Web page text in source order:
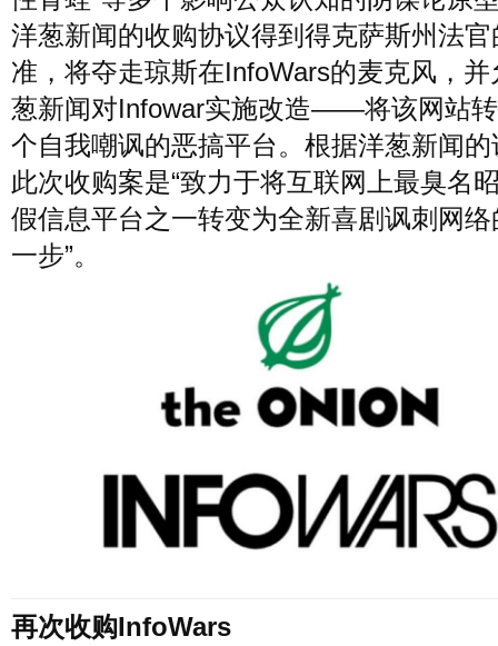
风尚 美容 时尚 明星
生活 文化 美食 旅游
周末 城市 玩物
潮流
洋葱新闻的收购协议得到得克萨斯州法官
准，将夺走琼斯在InfoWars的麦克风，并
葱新闻对Infowar实施改造——将该网站
个自我嘲讽的恶搞平台。根据洋葱新闻
此次收购案是“致力于将互联网上最臭名
假信息平台之一转变为全新喜剧讽刺网
一步”。
再次收购InfoWars